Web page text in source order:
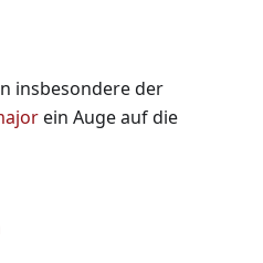
insbesondere der
ein Auge auf die